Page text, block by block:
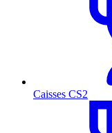
Caisses CS2